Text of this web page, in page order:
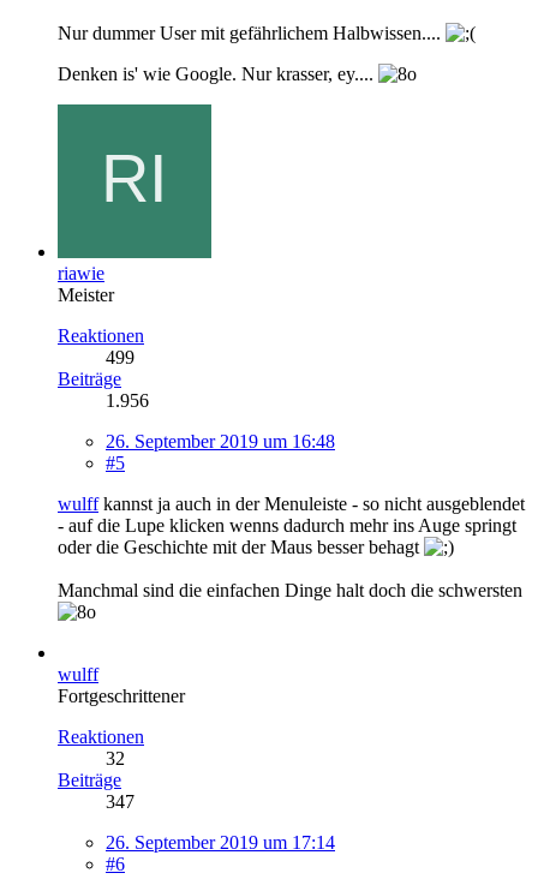
Nur dummer User mit gefährlichem Halbwissen....
Denken is' wie Google. Nur krasser, ey....
riawie
Meister
Reaktionen
499
Beiträge
1.956
26. September 2019 um 16:48
#5
wulffkannst ja auch in der Menuleiste - so nicht ausgeblendet
- auf die Lupe klicken wenns dadurch mehr ins Auge springt
oder die Geschichte mit der Maus besser behagt
Manchmal sind die einfachen Dinge halt doch die schwersten
wulff
Fortgeschrittener
Reaktionen
32
Beiträge
347
26. September 2019 um 17:14
#6